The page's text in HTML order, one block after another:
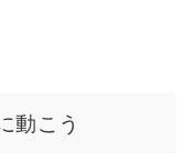
動こう